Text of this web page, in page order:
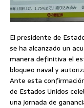
El presidente de
se ha alcanzado un
manera definitiva el
bloqueo naval y
Ante esta
de Estados Unidos
una jornada de